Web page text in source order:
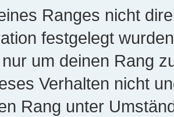
Ranges nicht
festgelegt
um deinen Rang
Verhalten nicht
Rang unter